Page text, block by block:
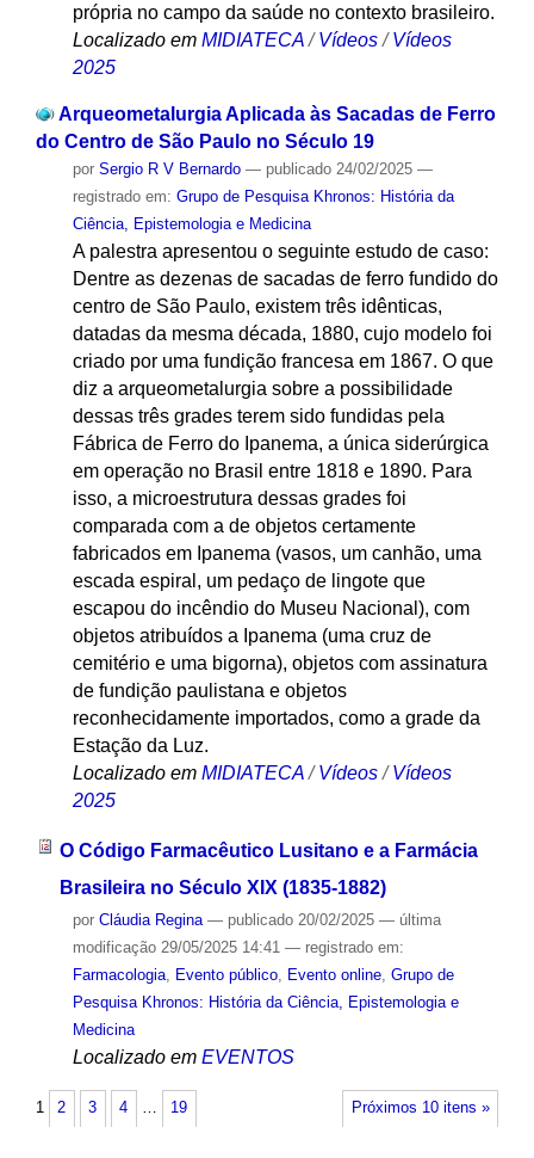
própria no campo da saúde no contexto brasileiro.
Localizado em MIDIATECA /Vídeos /Vídeos
2025
Arqueometalurgia Aplicada às Sacadas de Ferro
do Centro de São Paulo no Século 19
por Sergio R V Bernardo — publicado24/02/2025 —
registrado em: Grupo de Pesquisa Khronos: História da
Ciência, Epistemologia e Medicina
A palestra apresentou o seguinte estudo de caso:
Dentre as dezenas de sacadas de ferro fundido do
centro de São Paulo, existem três idênticas,
datadas da mesma década, 1880, cujo modelo foi
criado por uma fundição francesa em 1867. O que
diz a arqueometalurgia sobre a possibilidade
dessas três grades terem sido fundidas pela
Fábrica de Ferro do Ipanema, a única siderúrgica
em operação no Brasil entre 1818 e 1890. Para
isso, a microestrutura dessas grades foi
comparada com a de objetos certamente
fabricados em Ipanema (vasos, um canhão, uma
escada espiral, um pedaço de lingote que
escapou do incêndio do Museu Nacional), com
objetos atribuídos a Ipanema (uma cruz de
cemitério e uma bigorna), objetos com assinatura
de fundição paulistana e objetos
reconhecidamente importados, como a grade da
Estação da Luz.
Localizado em MIDIATECA /Vídeos /Vídeos
2025
O Código Farmacêutico Lusitano e a Farmácia
Brasileira no Século XIX (1835-1882)
por Cláudia Regina — publicado20/02/2025 — última
modificação29/05/2025 14:41 — registrado em:
Farmacologia, Evento público, Evento online, Grupo de
Pesquisa Khronos: História da Ciência, Epistemologia e
Medicina
Localizado em EVENTOS
Próximos 10 itens »
1 2 3 4 … 19